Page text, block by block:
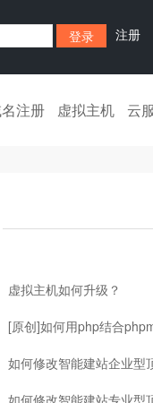
注册
注册 虚拟主机 云
虚拟主机如何升级？
[原创]如何用php结合
如何修改智能建站企业型
如何修改智能建站专业型